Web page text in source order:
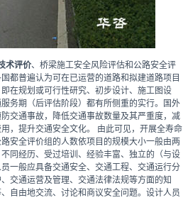
术评价、桥梁施工安全风险评估和公路安全评
都普遍认为可在已运营的道路和拟建道路项目
在规划或可行性研究、初步设计、施工图设
务期（后评估阶段）都有所侧重的实行。国外
交通事故，降低交通事故数量及其严重度，减
，提升交通安全文化。 由此可见，开展全寿命
安全评价组的人数依项目的规模大小一般由两
同经历、受过培训、经验丰富、独立的（与设
一般应具备交通安全、交通工程、交通运行分
交通运营及管理、交通法律法规等方面的知
自由地交流、讨论和商议安全问题。设计人员